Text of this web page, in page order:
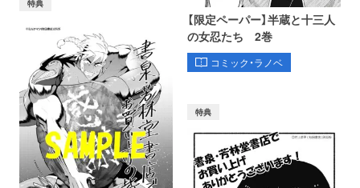
【限定ペーパー】半蔵と十三人
の女忍たち 2巻
コミック・ラノベ
特典
特典